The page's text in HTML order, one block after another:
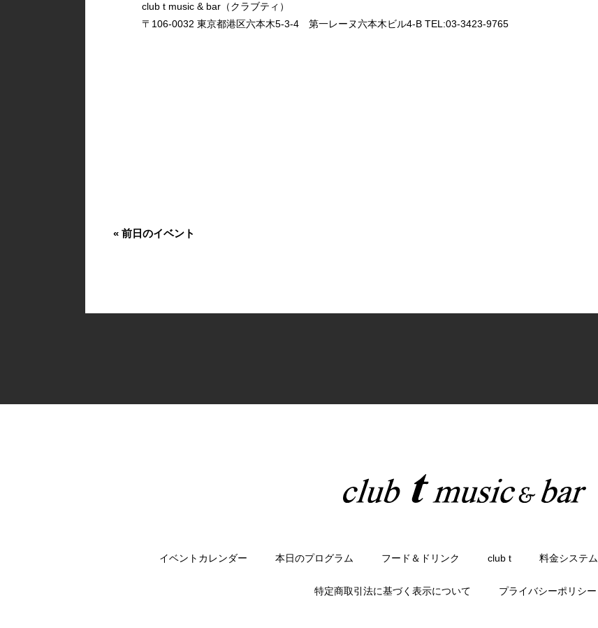
club t music & bar（クラブティ）
〒106-0032 東京都港区六本木5-3-4 第一レーヌ六本木ビル4-B TEL:03-3423-9765
« 前日のイベント
イベントカレンダー 本日のプログラム フード＆ドリンク club t 料金システム
特定商取引法に基づく表示について プライバシーポリシー